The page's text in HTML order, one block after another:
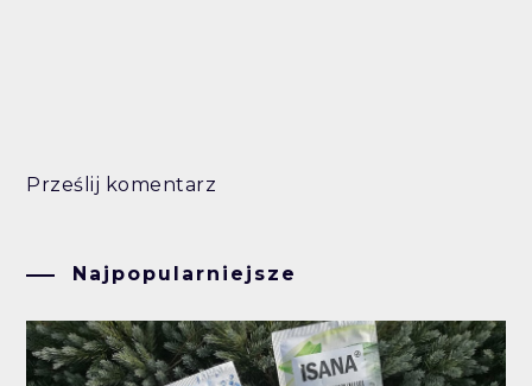
Prześlij komentarz
Najpopularniejsze